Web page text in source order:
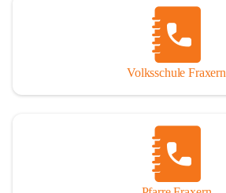
Volksschule Fraxern